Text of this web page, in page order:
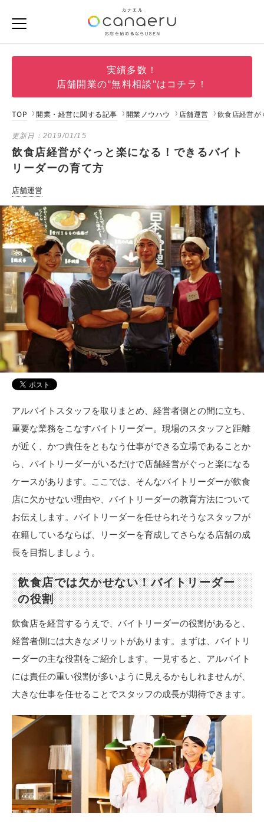
実績多数！
店舗開業の"無料相談"はコチラ！
TOP 開業・経営に関する記事 開業ノウハウ 店舗運営 飲食店経営が
更新日： 2019/01/15
飲食店経営がぐっと楽になる！できるバイト
リーダーの育て方
店舗運営
アルバイトスタッフを取りまとめ、経営者側との間に立ち、
重要な業務をこなすバイトリーダー。現場のスタッフと距離
が近く、かつ責任をともなう仕事ができる立場であることか
ら、バイトリーダーがいるだけで店舗経営がぐっと楽になる
ケースがあります。ここでは、そんなバイトリーダーが飲食
店に欠かせない理由や、バイトリーダーの教育方法について
お伝えします。バイトリーダーを任せられそうなスタッフが
在籍しているならば、リーダーを育成してさらなる店舗の成
長を目指しましょう。
飲食店では欠かせない！バイトリーダー
の役割
飲食店を経営するうえで、バイトリーダーの役割があると、
経営者側には大きなメリットがあります。まずは、バイトリ
ーダーの主な役割をご紹介します。一見すると、アルバイト
には責任の重い役割が多いように見えるかもしれませんが、
大きな仕事を任せることでスタッフの成長が期待できます。